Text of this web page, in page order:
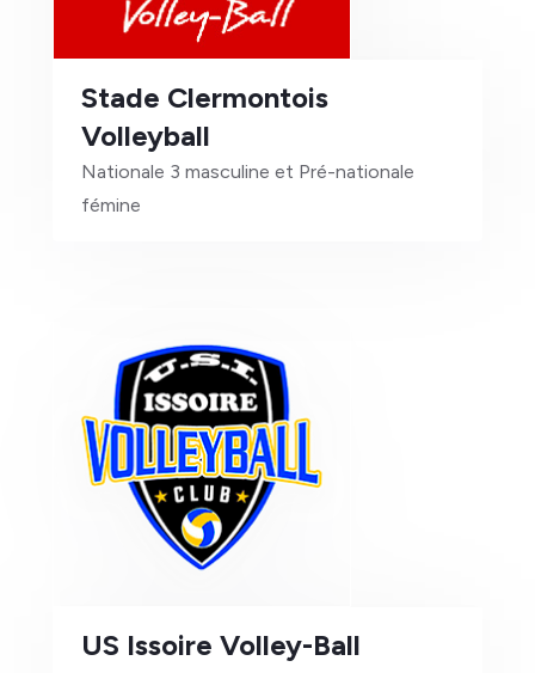
Stade Clermontois
Volleyball
Nationale 3 masculine et Pré-nationale
fémine
US Issoire Volley-Ball